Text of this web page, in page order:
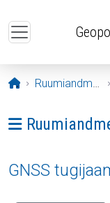
Avaleht
Ruumiandmed
Ava menüü:
GNSS